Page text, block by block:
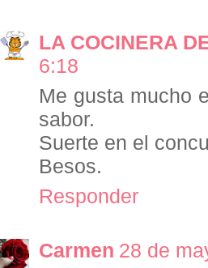
LA COCINERA
6:18
Me gusta mucho
sabor.
Suerte en el
Besos.
Responder
Carmen 28 de